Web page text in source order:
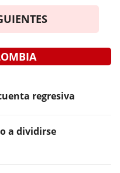
regresiva
a dividirse